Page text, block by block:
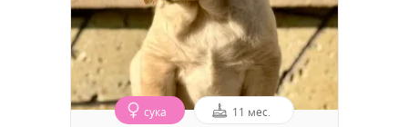
сука 11 мес.